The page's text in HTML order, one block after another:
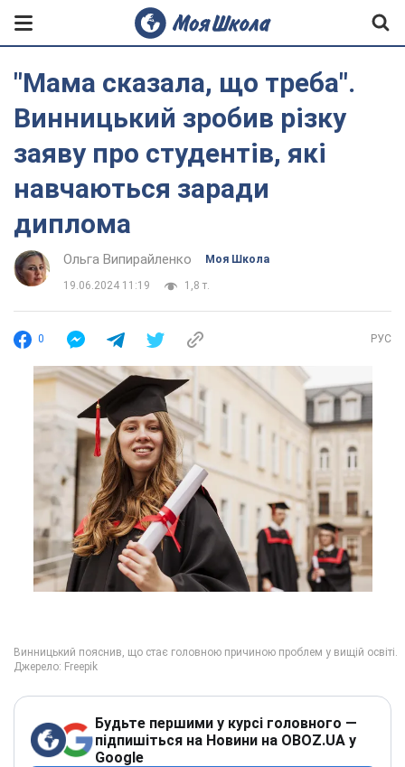
"Мама сказала, що треба".
Винницький зробив різку
заяву про студентів, які
навчаються заради
диплома
Ольга Випирайленко Моя Школа
19.06.2024 11:19 1,8 т.
0 РУС
Будьте першими у курсі головного —
підпишіться на Новини на OBOZ.UA у
Google